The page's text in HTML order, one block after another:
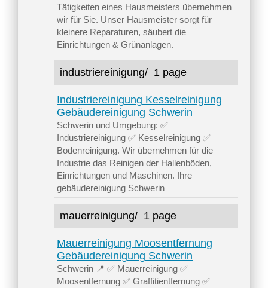
Tätigkeiten eines Hausmeisters übernehmen
wir für Sie. Unser Hausmeister sorgt für
kleinere Reparaturen, säubert die
Einrichtungen & Grünanlagen.
industriereinigung/ 1 page
Industriereinigung Kesselreinigung
Gebäudereinigung Schwerin
Schwerin und Umgebung: ✅
Industriereinigung ✅ Kesselreinigung ✅
Bodenreinigung. Wir übernehmen für die
Industrie das Reinigen der Hallenböden,
Einrichtungen und Maschinen. Ihre
gebäudereinigung Schwerin
mauerreinigung/ 1 page
Mauerreinigung Moosentfernung
Gebäudereinigung Schwerin
Schwerin 📍 ✅ Mauerreinigung ✅
Moosentfernung ✅ Graffitientfernung ✅